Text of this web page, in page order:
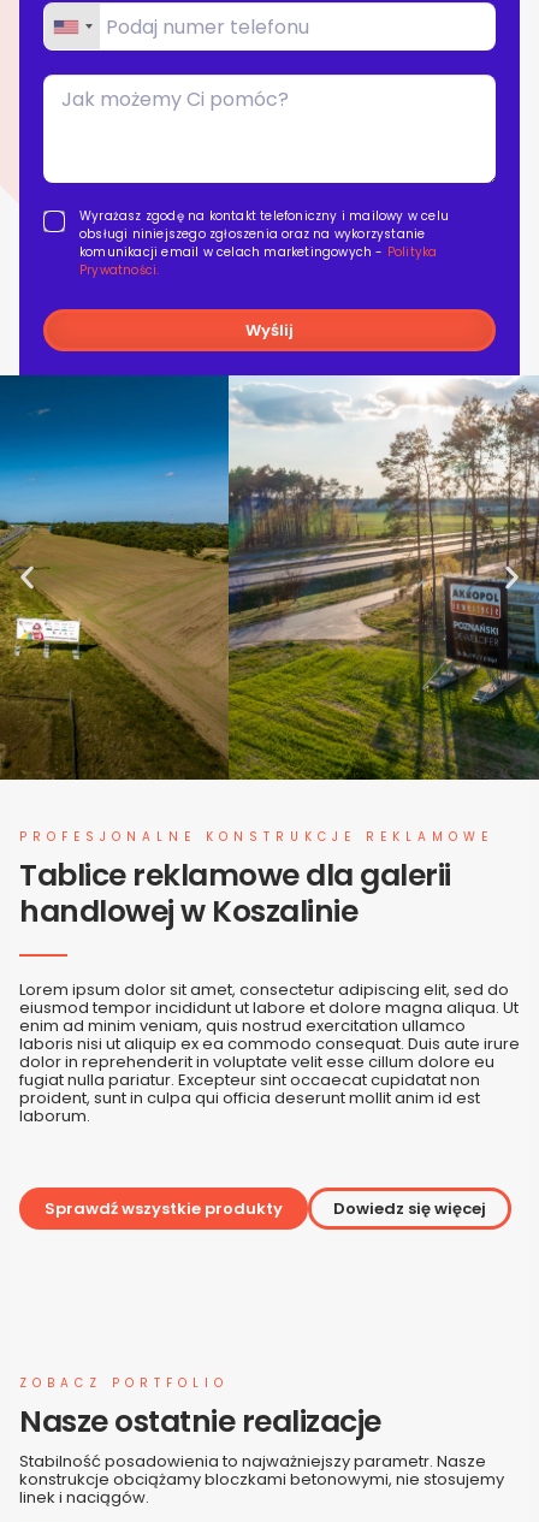
Wyrażasz zgodę na kontakt telefoniczny i mailowy w celu
obsługi niniejszego zgłoszenia oraz na wykorzystanie
komunikacji email w celach marketingowych - Polityka
Prywatności.
Wyślij
PROFESJONALNE KONSTRUKCJE REKLAMOWE
Tablice reklamowe dla galerii
handlowej w Koszalinie
Lorem ipsum dolor sit amet, consectetur adipiscing elit, sed do
eiusmod tempor incididunt ut labore et dolore magna aliqua. Ut
enim ad minim veniam, quis nostrud exercitation ullamco
laboris nisi ut aliquip ex ea commodo consequat. Duis aute irure
dolor in reprehenderit in voluptate velit esse cillum dolore eu
fugiat nulla pariatur. Excepteur sint occaecat cupidatat non
proident, sunt in culpa qui officia deserunt mollit anim id est
laborum.
Sprawdź wszystkie produkty Dowiedz się więcej
ZOBACZ PORTFOLIO
Nasze ostatnie realizacje
Stabilność posadowienia to najważniejszy parametr. Nasze
konstrukcje obciążamy bloczkami betonowymi, nie stosujemy
linek i naciągów.